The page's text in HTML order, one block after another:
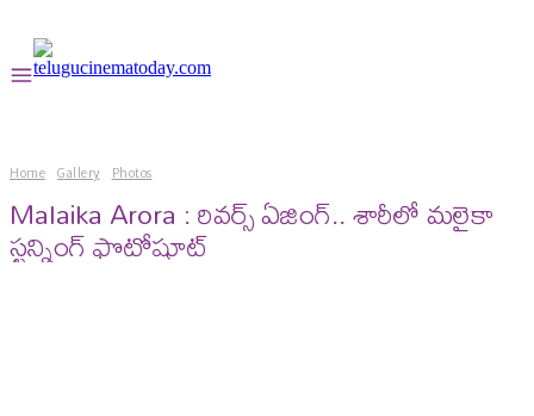
Home Gallery Photos
Malaika Arora : రివర్స్ ఏజింగ్.. శారీలో మలైకా
స్టన్నింగ్ ఫొటోషూట్